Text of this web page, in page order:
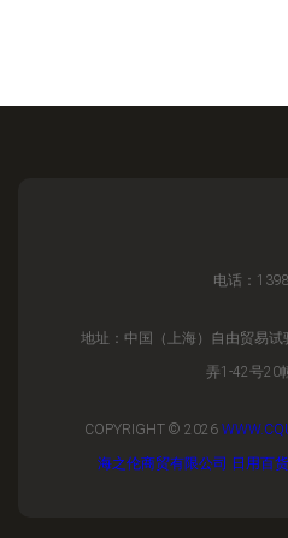
电话：
地址：中国（上海）自由贸易
弄1-42号20
COPYRIGHT © 2026
海之伦商贸有限公司 日用百